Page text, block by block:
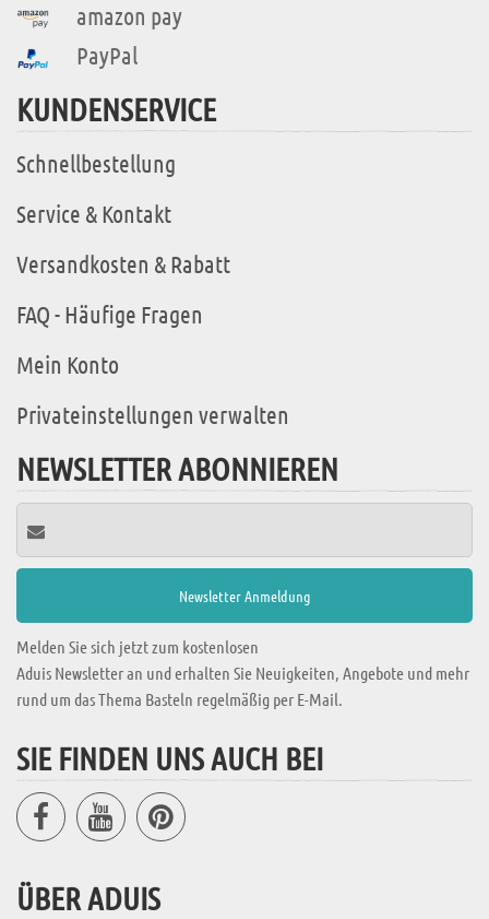
amazon pay
PayPal
KUNDENSERVICE
Schnellbestellung
Service & Kontakt
Versandkosten & Rabatt
FAQ - Häufige Fragen
Mein Konto
Privateinstellungen verwalten
NEWSLETTER ABONNIEREN
Melden Sie sich jetzt zum kostenlosen
Aduis Newsletter an und erhalten Sie Neuigkeiten, Angebote und mehr
rund um das Thema Basteln regelmäßig per E-Mail.
SIE FINDEN UNS AUCH BEI
ÜBER ADUIS